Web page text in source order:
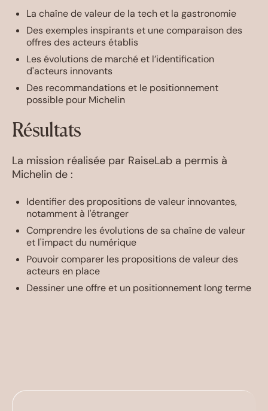
La chaîne de valeur de la tech et la gastronomie
Des exemples inspirants et une comparaison des
offres des acteurs établis
Les évolutions de marché et l’identification
d'acteurs innovants
Des recommandations et le positionnement
possible pour Michelin
Résultats
La mission réalisée par RaiseLab a permis à
Michelin de :
Identifier des propositions de valeur innovantes,
notamment à l'étranger
Comprendre les évolutions de sa chaîne de valeur
et l'impact du numérique
Pouvoir comparer les propositions de valeur des
acteurs en place
Dessiner une offre et un positionnement long terme